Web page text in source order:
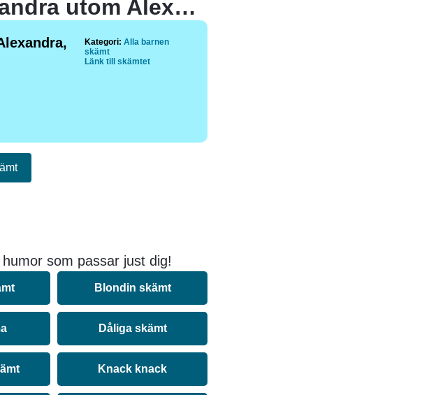
Alla barnen låg med varandra utom Alexandra, hon gjorde det med sin mamma.
Kategori: Alla barnen
skämt
Länk till skämtet
som passar just dig!
Blondin skämt
Dåliga skämt
Knack knack